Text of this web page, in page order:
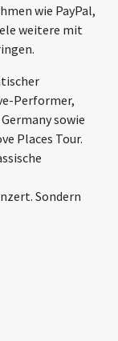
wie PayPal,
weitere mit
Performer,
sowie
Places Tour.
Sondern